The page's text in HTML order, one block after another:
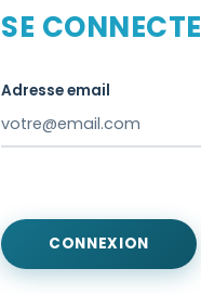
SE
Adresse email
CONNEXION